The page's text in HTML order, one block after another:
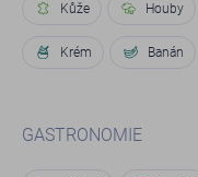
Kůže Houby
Krém Banán
GASTRONOMIE